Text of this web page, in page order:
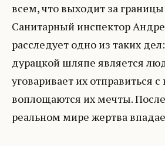
всем, что выходит за
Санитарный инспектор
расследует одно из таких
дурацкой шляпе является
уговаривает их отправиться
воплощаются их мечты.
реальном мире жертва